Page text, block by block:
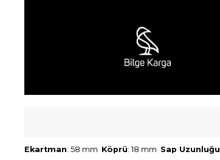
Ekartman: 58 mm Köprü: 18 mm Sap Uzunluğu